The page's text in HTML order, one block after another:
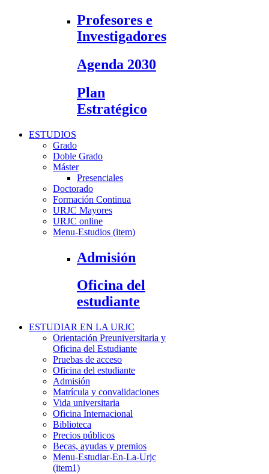
Profesores e
Investigadores
Agenda 2030
Plan
Estratégico
ESTUDIOS
Grado
Doble Grado
Máster
Presenciales
Doctorado
Formación Continua
URJC Mayores
URJC online
Menu-Estudios (item)
Admisión
Oficina del
estudiante
ESTUDIAR EN LA URJC
Orientación Preuniversitaria y
Oficina del Estudiante
Pruebas de acceso
Oficina del estudiante
Admisión
Matrícula y convalidaciones
Vida universitaria
Oficina Internacional
Biblioteca
Precios públicos
Becas, ayudas y premios
Menu-Estudiar-En-La-Urjc
(item1)